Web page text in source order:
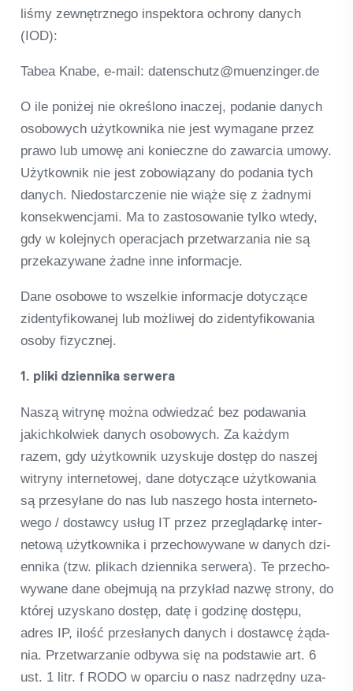
liśmy zewnę­trz­n­ego inspek­tora ochrony danych
(IOD):
Tabea Knabe, e‑mail: datenschutz@muenzinger.de
O ile poniżej nie okreś­lono inac­zej, poda­nie danych
oso­bo­wych użyt­kow­nika nie jest wyma­gane przez
prawo lub umowę ani konieczne do zaw­ar­cia umowy.
Użyt­kow­nik nie jest zobo­wią­zany do poda­nia tych
danych. Nie­d­ost­ar­c­ze­nie nie wiąże się z żad­nymi
kon­se­kwen­c­jami. Ma to zasto­so­wa­nie tylko wtedy,
gdy w kole­jnych ope­rac­jach przet­warza­nia nie są
prze­ka­zy­wane żadne inne infor­macje.
Dane oso­bowe to wszel­kie infor­macje doty­c­zące
ziden­ty­fi­kowa­nej lub moż­li­wej do ziden­ty­fi­kowa­nia
osoby fizy­cz­nej.
1. pliki dzi­en­nika ser­wera
Naszą witrynę można odwied­zać bez poda­wa­nia
jakich­kol­wiek danych oso­bo­wych. Za każ­dym
razem, gdy użyt­kow­nik uzys­kuje dostęp do nas­zej
witryny inter­neto­wej, dane doty­c­zące użyt­ko­wa­nia
są prze­syłane do nas lub nas­zego hosta inter­neto­
wego / dostawcy usług IT przez prze­glą­darkę inter­
netową użyt­kow­nika i prz­echo­wy­wane w danych dzi­
en­nika (tzw. pli­kach dzi­en­nika ser­wera). Te prz­echo­
wy­wane dane obej­mują na przy­kład nazwę strony, do
któ­rej uzys­kano dostęp, datę i god­zinę dostępu,
adres IP, ilość przesłanych danych i dostawcę żąda­
nia. Przet­warza­nie odbywa się na pod­sta­wie art. 6
ust. 1 litr. f RODO w opar­ciu o nasz nadrzędny uza­